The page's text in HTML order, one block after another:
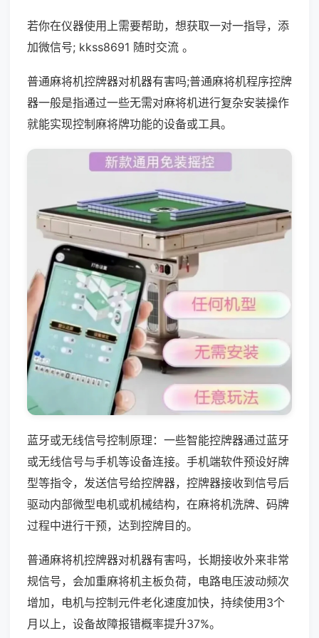
若你在仪器使用上需要帮助，想获取一对一指导，添
加微信号; kkss8691 随时交流 。
普通麻将机控牌器对机器有害吗;普通麻将机程序控牌
器一般是指通过一些无需对麻将机进行复杂安装操作
就能实现控制麻将牌功能的设备或工具。
蓝牙或无线信号控制原理：一些智能控牌器通过蓝牙
或无线信号与手机等设备连接。手机端软件预设好牌
型等指令，发送信号给控牌器，控牌器接收到信号后
驱动内部微型电机或机械结构，在麻将机洗牌、码牌
过程中进行干预，达到控牌目的。
普通麻将机控牌器对机器有害吗，长期接收外来非常
规信号，会加重麻将机主板负荷，电路电压波动频次
增加，电机与控制元件老化速度加快，持续使用3个
月以上，设备故障报错概率提升37%。